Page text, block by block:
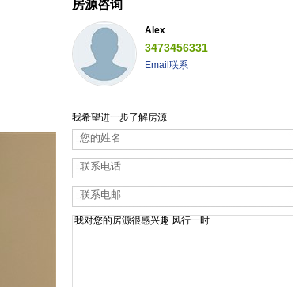
房源咨询
Alex
3473456331
Email联系
我希望进一步了解房源